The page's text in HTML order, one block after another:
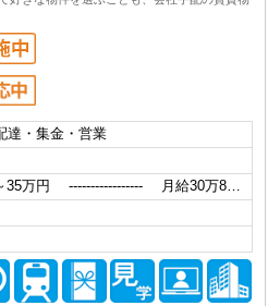
達・集金・営業
35万円 ----------------- 月給30万8…